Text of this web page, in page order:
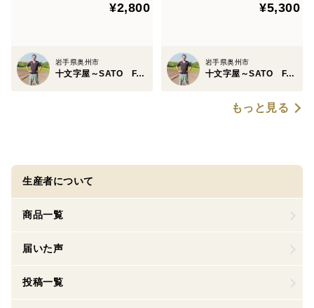
¥2,800
岩手県奥州市
十文字屋～SATO FARM～
¥5,300
岩手県奥州市
十文字屋～SATO FARM～
もっと見る
生産者について
商品一覧
届いた声
投稿一覧